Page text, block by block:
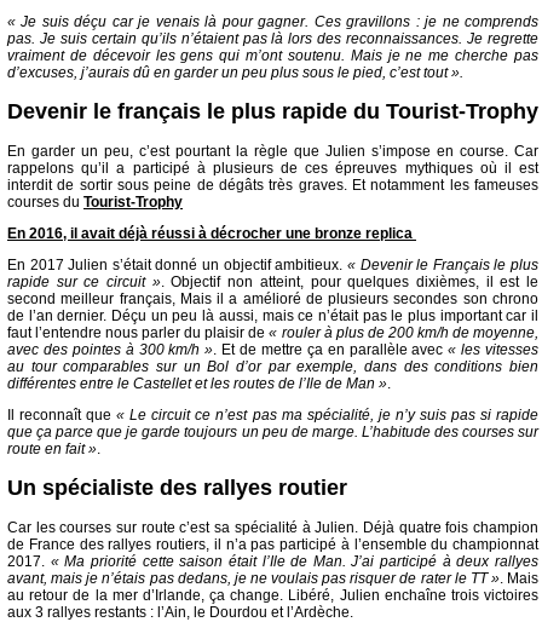
« Je suis déçu car je venais là pour gagner. Ces gravillons : je ne comprends
pas. Je suis certain qu’ils n’étaient pas là lors des reconnaissances. Je regrette
vraiment de décevoir les gens qui m’ont soutenu. Mais je ne me cherche pas
d’excuses, j’aurais dû en garder un peu plus sous le pied, c’est tout ».
Devenir le français le plus rapide du Tourist-Trophy
En garder un peu, c’est pourtant la règle que Julien s’impose en course. Car
rappelons qu’il a participé à plusieurs de ces épreuves mythiques où il est
interdit de sortir sous peine de dégâts très graves. Et notamment les fameuses
courses du Tourist-Trophy
En 2016, il avait déjà réussi à décrocher une bronze replica
En 2017 Julien s’était donné un objectif ambitieux. « Devenir le Français le plus
rapide sur ce circuit ». Objectif non atteint, pour quelques dixièmes, il est le
second meilleur français, Mais il a amélioré de plusieurs secondes son chrono
de l’an dernier. Déçu un peu là aussi, mais ce n’était pas le plus important car il
faut l’entendre nous parler du plaisir de« rouler à plus de 200 km/h de moyenne,
avec des pointes à 300 km/h ». Et de mettre ça en parallèle avec« les vitesses
au tour comparables sur un Bol d’or par exemple, dans des conditions bien
différentes entre le Castellet et les routes de l’Ile de Man ».
Il reconnaît que« Le circuit ce n’est pas ma spécialité, je n’y suis pas si rapide
que ça parce que je garde toujours un peu de marge. L’habitude des courses sur
route en fait ».
Un spécialiste des rallyes routier
Car les courses sur route c’est sa spécialité à Julien. Déjà quatre fois champion
de France des rallyes routiers, il n’a pas participé à l’ensemble du championnat
2017. « Ma priorité cette saison était l’Ile de Man. J’ai participé à deux rallyes
avant, mais je n’étais pas dedans, je ne voulais pas risquer de rater le TT ». Mais
au retour de la mer d’Irlande, ça change. Libéré, Julien enchaîne trois victoires
aux 3 rallyes restants : l’Ain, le Dourdou et l’Ardèche.